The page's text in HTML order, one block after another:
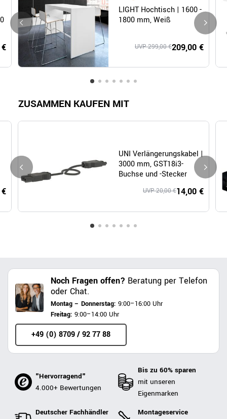
LIGHT Hochtisch | 1600 -
1800 mm, Weiß
209,00 €
UVP 299,00 €
ZUSAMMEN KAUFEN MIT
UNI Verlängerungskabel |
3000 mm, GST18i3-
Buchse und -Stecker
14,00 €
UVP 20,00 €
Noch Fragen offen? Beratung per Telefon
oder Chat.
Montag – Donnerstag: 9:00–16:00 Uhr
Freitag: 9:00–14:00 Uhr
+49 (0) 8709 / 92 77 88
"Hervorragend"
4.000+ Bewertungen
Bis zu 60% sparen
mit unseren
Eigenmarken
Deutscher Fachhändler
Montageservice